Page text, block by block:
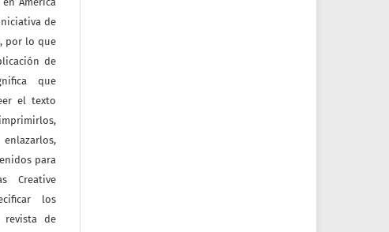
de
por lo que
de
que
el texto
para
Creative
los
de